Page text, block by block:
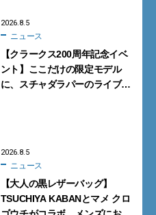
2026.8.5
ニュース
【クラークス200周年記念イベ
ント】ここだけの限定モデル
に、スチャダラパーのライブ
2026.8.5
ニュース
【大人の黒レザーバッグ】
TSUCHIYA KABANとマメ クロ